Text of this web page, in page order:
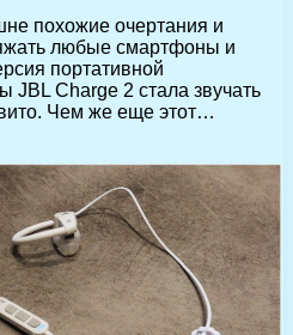
похожие очертания и
любые смартфоны и
портативной
JBL Charge 2 стала звучать
Чем же еще этот…